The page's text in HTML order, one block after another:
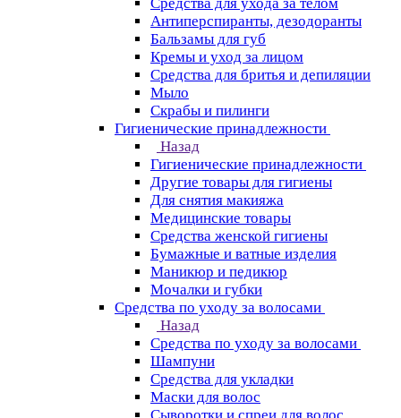
Антиперспиранты, дезодоранты
Бальзамы для губ
Кремы и уход за лицом
Средства для бритья и депиляции
Мыло
Скрабы и пилинги
Гигиенические принадлежности
Назад
Гигиенические принадлежности
Другие товары для гигиены
Для снятия макияжа
Медицинские товары
Средства женской гигиены
Бумажные и ватные изделия
Маникюр и педикюр
Мочалки и губки
Средства по уходу за волосами
Назад
Средства по уходу за волосами
Шампуни
Средства для укладки
Маски для волос